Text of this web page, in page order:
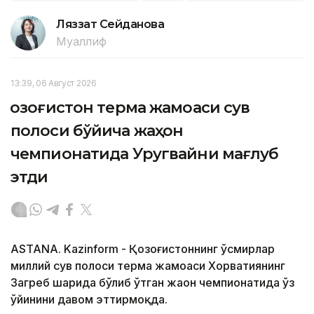
Ляззат Сейданова
Муаллиф
13:39, 06 Август 2026
Қозоғистон терма жамоаси сув
полоси бўйича жаҳон
чемпионатида Уругвайни мағлуб
этди
ASTANA. Kazinform - Қозоғистоннинг ўсмирлар
миллий сув полоси терма жамоаси Хорватиянинг
Загреб шаҳрида бўлиб ўтган жаҳон чемпионатида ўз
ўйинини давом эттирмоқда.